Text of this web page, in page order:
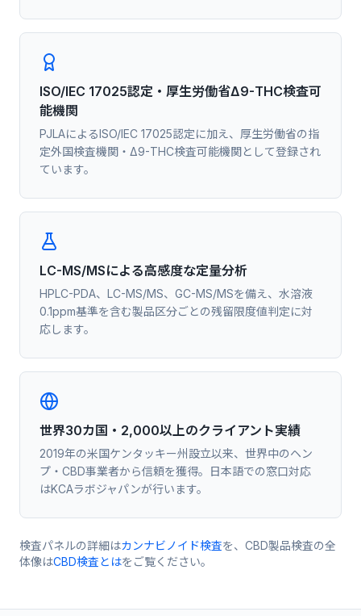
ISO/IEC 17025認定・厚生労働省Δ9-THC検査可
能機関
PJLAによるISO/IEC 17025認定に加え、厚生労働省の指
定外国検査機関・Δ9-THC検査可能機関として登録され
ています。
LC-MS/MSによる高感度な定量分析
HPLC-PDA、LC-MS/MS、GC-MS/MSを備え、水溶液
0.1ppm基準を含む製品区分ごとの残留限度値判定に対
応します。
世界30カ国・2,000以上のクライアント実績
2019年の米国ケンタッキー州設立以来、世界中のヘン
プ・CBD事業者から信頼を獲得。日本語での窓口対応
はKCAラボジャパンが行います。
検査パネルの詳細はカンナビノイド検査を、CBD製品検査の全
体像はCBD検査とはをご覧ください。